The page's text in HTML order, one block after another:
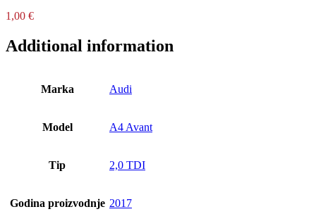
1,00 €
Additional information
Marka Audi
Model A4 Avant
Tip 2,0 TDI
Godina proizvodnje 2017